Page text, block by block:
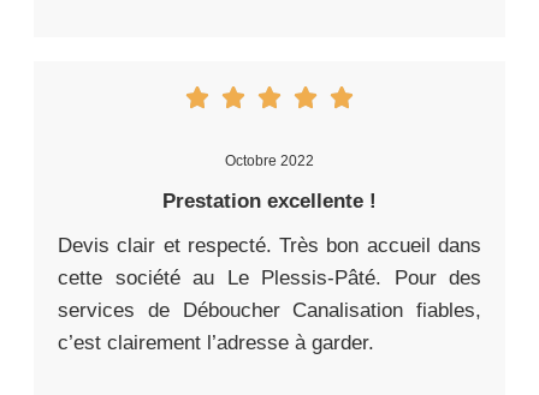
Octobre 2022
Prestation excellente !
Devis clair et respecté. Très bon accueil dans
cette société au Le Plessis-Pâté. Pour des
services de Déboucher Canalisation fiables,
c’est clairement l’adresse à garder.